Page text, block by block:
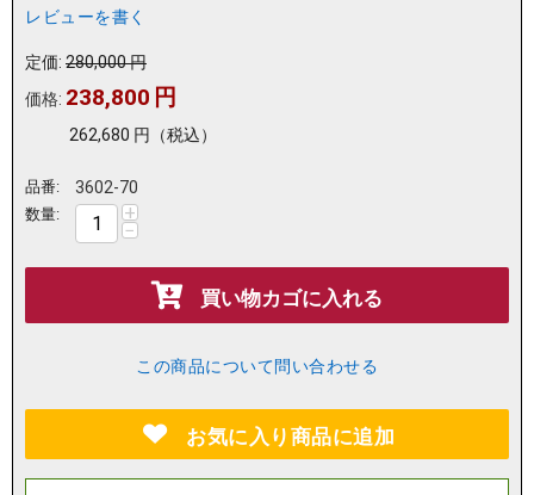
レビューを書く
定価: 280,000円
価格: 238,800 円
262,680 円 （税込）
品番: 3602-70
数量: +
−
買い物カゴに入れる
この商品について問い合わせる
お気に入り商品に追加